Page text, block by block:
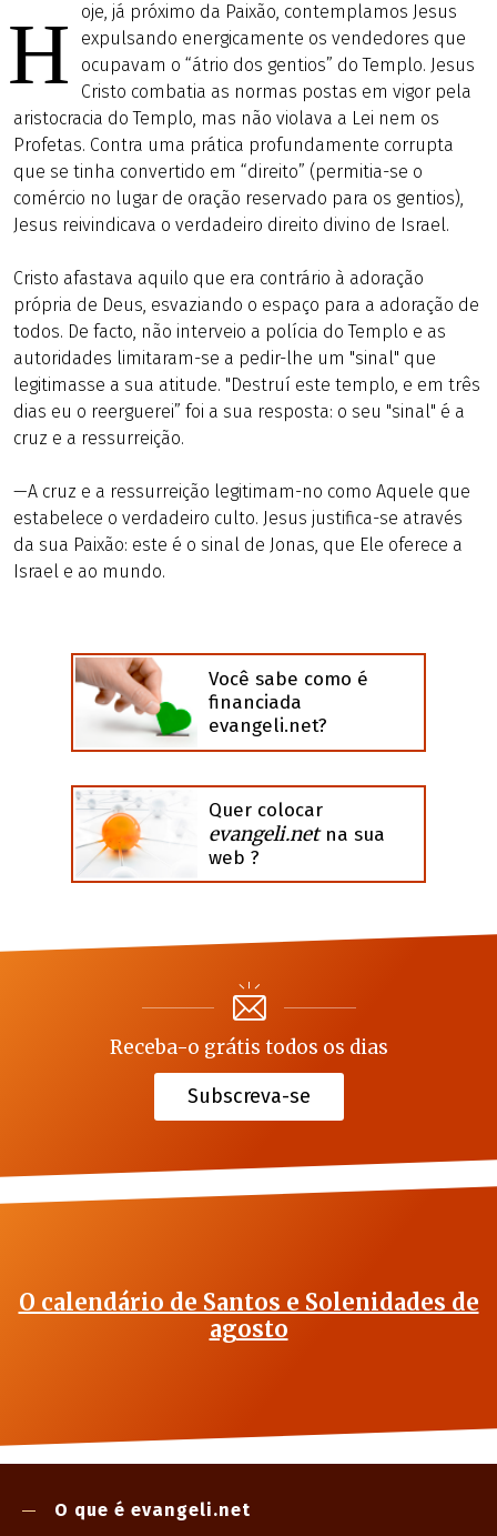
H
oje, já próximo da Paixão, contemplamos Jesus
expulsando energicamente os vendedores que
ocupavam o “átrio dos gentios” do Templo. Jesus
Cristo combatia as normas postas em vigor pela
aristocracia do Templo, mas não violava a Lei nem os
Profetas. Contra uma prática profundamente corrupta
que se tinha convertido em “direito” (permitia-se o
comércio no lugar de oração reservado para os gentios),
Jesus reivindicava o verdadeiro direito divino de Israel.
Cristo afastava aquilo que era contrário à adoração
própria de Deus, esvaziando o espaço para a adoração de
todos. De facto, não interveio a polícia do Templo e as
autoridades limitaram-se a pedir-lhe um "sinal" que
legitimasse a sua atitude. "Destruí este templo, e em três
dias eu o reerguerei” foi a sua resposta: o seu "sinal" é a
cruz e a ressurreição.
—A cruz e a ressurreição legitimam-no como Aquele que
estabelece o verdadeiro culto. Jesus justifica-se através
da sua Paixão: este é o sinal de Jonas, que Ele oferece a
Israel e ao mundo.
Você sabe como é
financiada
evangeli.net?
Quer colocar
evangeli.netna sua
web ?
Receba-o grátis todos os dias
Subscreva-se
O calendário de Santos e Solenidades de
agosto
O que é evangeli.net